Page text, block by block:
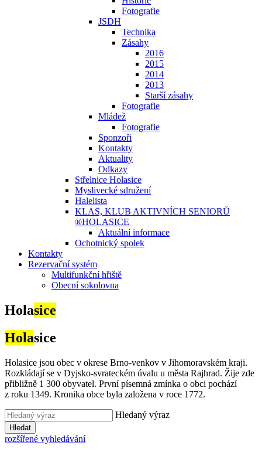
Fotografie
JSDH
Technika
Zásahy
2016
2015
2014
2013
Starší zásahy
Fotografie
Mládež
Fotografie
Sponzoři
Kontakty
Aktuality
Odkazy
Střelnice Holasice
Myslivecké sdružení
Halelista
KLAS, KLUB AKTIVNÍCH SENIORŮ
®HOLASICE
Aktuální informace
Ochotnický spolek
Kontakty
Rezervační systém
Multifunkční hřiště
Obecní sokolovna
Holasice
Holasice
Holasice jsou obec v okrese Brno-venkov v Jihomoravském kraji.
Rozkládají se v Dyjsko-svrateckém úvalu u města Rajhrad. Žije zde
přibližně 1 300 obyvatel. První písemná zmínka o obci pochází
z roku 1349. Kronika obce byla založena v roce 1772.
Hledaný výraz
Hledat
rozšířené vyhledávání